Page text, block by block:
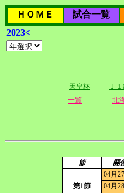
ＨＯＭＥ 試合一覧
2023<
天皇杯 Ｊ
一覧
北
節 開
第1節
04月
04月